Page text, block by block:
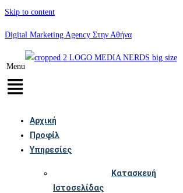
Skip to content
Digital Marketing Agency Στην Αθήνα
Menu
Αρχική
Προφίλ
Υπηρεσίες
Κατασκευή
Ιστοσελίδας